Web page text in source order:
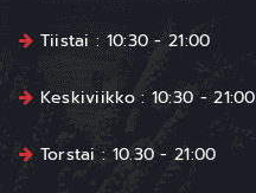
Tiistai : 10:30 - 21:00
Keskiviikko : 10:30 - 21:00
Torstai : 10.30 - 21:00